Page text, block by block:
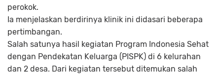
perokok.
Ia menjelaskan berdirinya klinik ini didasari beberapa
pertimbangan.
Salah satunya hasil kegiatan Program Indonesia Sehat
dengan Pendekatan Keluarga (PISPK) di 6 kelurahan
dan 2 desa. Dari kegiatan tersebut ditemukan salah